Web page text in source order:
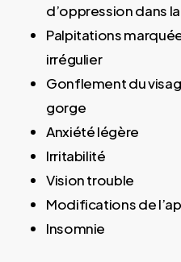
d’oppression dans
Palpitations
irrégulier
Gonflement du
gorge
Anxiété légère
Irritabilité
Vision trouble
Modifications de
Insomnie